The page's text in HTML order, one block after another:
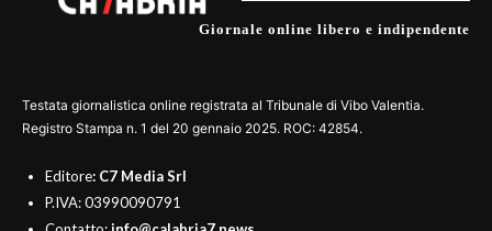
Giornale online libero e indipendente
Testata giornalistica online registrata al Tribunale di Vibo Valentia.
Registro Stampa n. 1 del 20 gennaio 2025. ROC: 42854.
Editore: C7 Media Srl
P.IVA: 03990090791